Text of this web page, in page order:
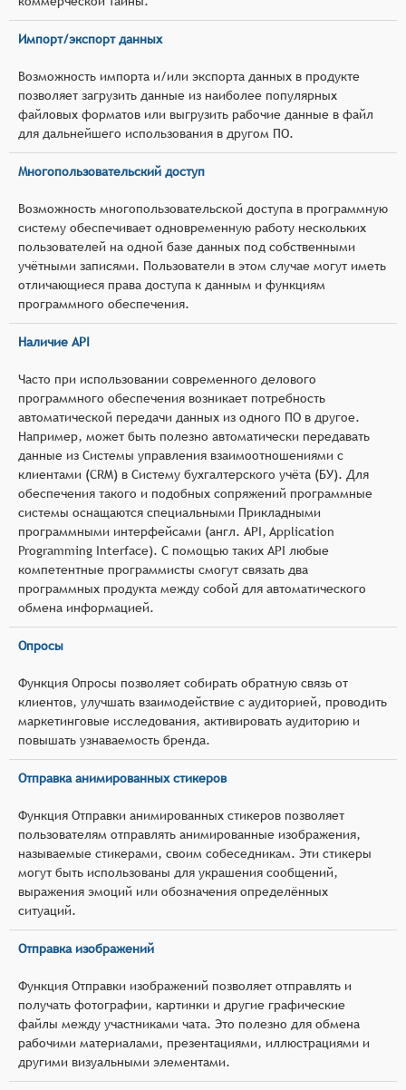
Импорт/экспорт данных
Возможность импорта и/или экспорта данных в продукте
позволяет загрузить данные из наиболее популярных
файловых форматов или выгрузить рабочие данные в файл
для дальнейшего использования в другом ПО.
Многопользовательский доступ
Возможность многопользовательской доступа в программную
систему обеспечивает одновременную работу нескольких
пользователей на одной базе данных под собственными
учётными записями. Пользователи в этом случае могут иметь
отличающиеся права доступа к данным и функциям
программного обеспечения.
Наличие API
Часто при использовании современного делового
программного обеспечения возникает потребность
автоматической передачи данных из одного ПО в другое.
Например, может быть полезно автоматически передавать
данные из Системы управления взаимоотношениями с
клиентами (CRM) в Систему бухгалтерского учёта (БУ). Для
обеспечения такого и подобных сопряжений программные
системы оснащаются специальными Прикладными
программными интерфейсами (англ. API, Application
Programming Interface). С помощью таких API любые
компетентные программисты смогут связать два
программных продукта между собой для автоматического
обмена информацией.
Опросы
Функция Опросы позволяет собирать обратную связь от
клиентов, улучшать взаимодействие с аудиторией, проводить
маркетинговые исследования, активировать аудиторию и
повышать узнаваемость бренда.
Отправка анимированных стикеров
Функция Отправки анимированных стикеров позволяет
пользователям отправлять анимированные изображения,
называемые стикерами, своим собеседникам. Эти стикеры
могут быть использованы для украшения сообщений,
выражения эмоций или обозначения определённых
ситуаций.
Отправка изображений
Функция Отправки изображений позволяет отправлять и
получать фотографии, картинки и другие графические
файлы между участниками чата. Это полезно для обмена
рабочими материалами, презентациями, иллюстрациями и
другими визуальными элементами.